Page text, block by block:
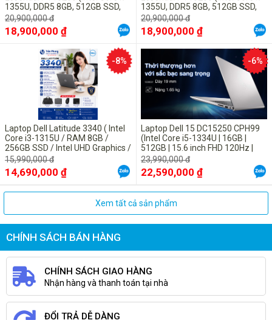
Chỉ cần một chạm bạn đã dễ dàng mở khóa Laptop Dell Vostro 3590
(GRMGK1) nhờ tính năng bảo mật vân tay kết hợp với Windows
Hello.
Thông số kỹ thuật
Hãng sản
Dell
Chủng loại Vostro 3590 – Bảo hành tại nhà
Part number GRMGK1
Intel Core i5-10210U (1.6Ghz
cache) _ thế hệ 10 mới nhất
Chipset Intel
1355U, DDR5 8GB, 512GB SSD,
15.6" FHD, UBUNTU Black)
20,900,000 đ
18,900,000 ₫
1355U, DDR5 8GB, 512GB SSD,
15.6" FHD, UBUNTU Black)
20,900,000 đ
18,900,000 ₫
Laptop Dell Latitude 3340 ( Intel
Core i3-1315U / RAM 8GB /
256GB SSD / Intel UHD Graphics /
13.3inch FHD / Win11 Pro/ Titan
Gray
15,990,000 đ
14,690,000 ₫
-8%
Laptop Dell 15 DC15250 CPH99
(Intel Core i5-1334U | 16GB |
512GB | 15.6 inch FHD 120Hz |
Win 11 | Microsoft Office Home
2024 + Microsoft 365 basic bản
quyền vĩnh viễn| Bạc)
23,990,000 đ
22,590,000 ₫
-6%
Xem tất cả sản phẩm
CHÍNH SÁCH BÁN HÀNG
CHÍNH SÁCH GIAO HÀNG
Nhận hàng và thanh toán tại nhà
ĐỔI TRẢ DỄ DÀNG